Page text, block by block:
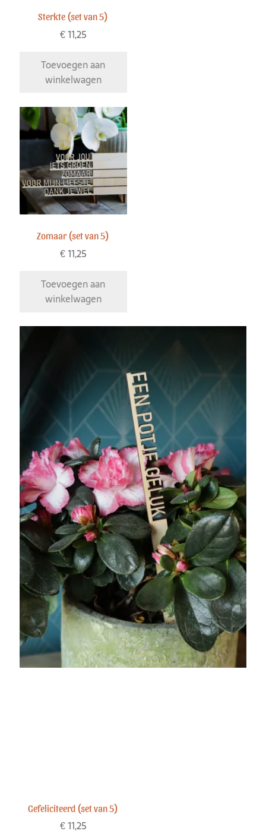
Sterkte (set van 5)
€11,25
Toevoegen aan
winkelwagen
Zomaar (set van 5)
€11,25
Toevoegen aan
winkelwagen
Gefeliciteerd (set van 5)
€11,25